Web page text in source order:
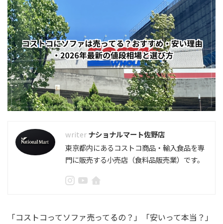
ナショナルマート佐野店
東京都内にあるコストコ商品・輸入食品を専
門に販売する小売店（食料品販売業）です。
「コストコってソファ売ってるの？」「安いって本当？」